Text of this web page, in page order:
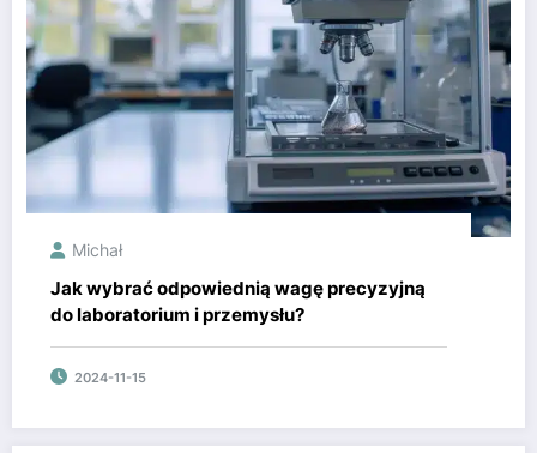
Michał
Jak wybrać odpowiednią wagę precyzyjną
do laboratorium i przemysłu?
2024-11-15